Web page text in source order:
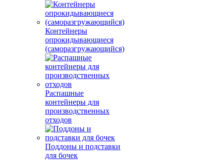
Контейнеры
опрокидывающиеся
(саморазгружающийся)
Распашные
контейнеры для
производственных
отходов
Поддоны и подставки
для бочек